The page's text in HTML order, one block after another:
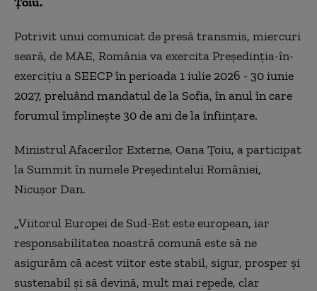
Potrivit unui comunicat de presă transmis, miercuri
seară, de MAE, România va exercita Preşedinţia-în-
exerciţiu a SEECP în perioada 1 iulie 2026 - 30 iunie
2027, preluând mandatul de la Sofia, în anul în care
forumul împlineşte 30 de ani de la înfiinţare.
Ministrul Afacerilor Externe, Oana Ţoiu, a participat
la Summit în numele Preşedintelui României,
Nicuşor Dan.
„Viitorul Europei de Sud-Est este european, iar
responsabilitatea noastră comună este să ne
asigurăm că acest viitor este stabil, sigur, prosper şi
sustenabil şi să devină, mult mai repede, clar